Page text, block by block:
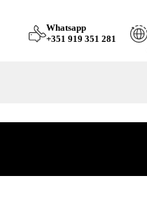
Whatsapp
+351 919 351 281